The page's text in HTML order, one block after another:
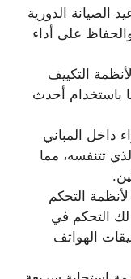
الصيانة الدورية
على أداء
التكييف
باستخدام أحدث
داخل المباني
تتنفسه، مما
التحكم
لك التحكم في
الهواتف